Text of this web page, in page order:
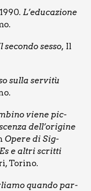
L’educazione
secon­do ses­so, Il
sul­la ser­vi­tù
vie­ne pic­
dell’origine
Ope­re di Sig­
e altri scrit­ti
Tori­no.
quan­do par­